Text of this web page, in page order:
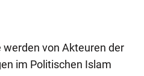
werden von Akteuren der
im Politischen Islam